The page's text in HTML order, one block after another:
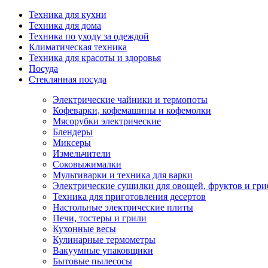
Техника для кухни
Техника для дома
Техника по уходу за одеждой
Климатическая техника
Техника для красоты и здоровья
Посуда
Стеклянная посуда
Электрические чайники и термопоты
Кофеварки, кофемашины и кофемолки
Мясорубки электрические
Блендеры
Миксеры
Измельчители
Соковыжималки
Мультиварки и техника для варки
Электрические сушилки для овощей, фруктов и
Техника для приготовления десертов
Настольные электрические плиты
Печи, тостеры и грили
Кухонные весы
Кулинарные термометры
Вакуумные упаковщики
Бытовые пылесосы